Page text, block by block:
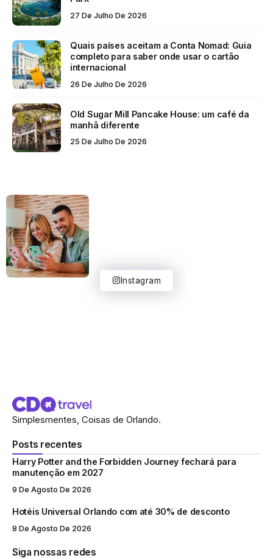
27 De Julho De 2026
Quais países aceitam a Conta Nomad: Guia
completo para saber onde usar o cartão
internacional
26 De Julho De 2026
Old Sugar Mill Pancake House: um café da
manhã diferente
25 De Julho De 2026
Instagram
Simplesmentes, Coisas de Orlando.
Posts recentes
Harry Potter and the Forbidden Journey fechará para
manutenção em 2027
9 De Agosto De 2026
Hotéis Universal Orlando com até 30% de desconto
8 De Agosto De 2026
Siga nossas redes